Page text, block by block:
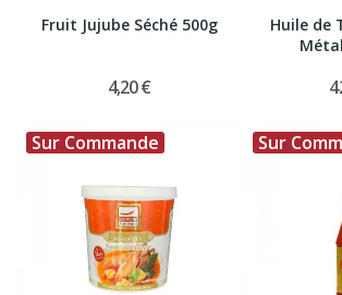
Fruit Jujube Séché 500g
4,20 €
Huile de
Sur Commande Sur